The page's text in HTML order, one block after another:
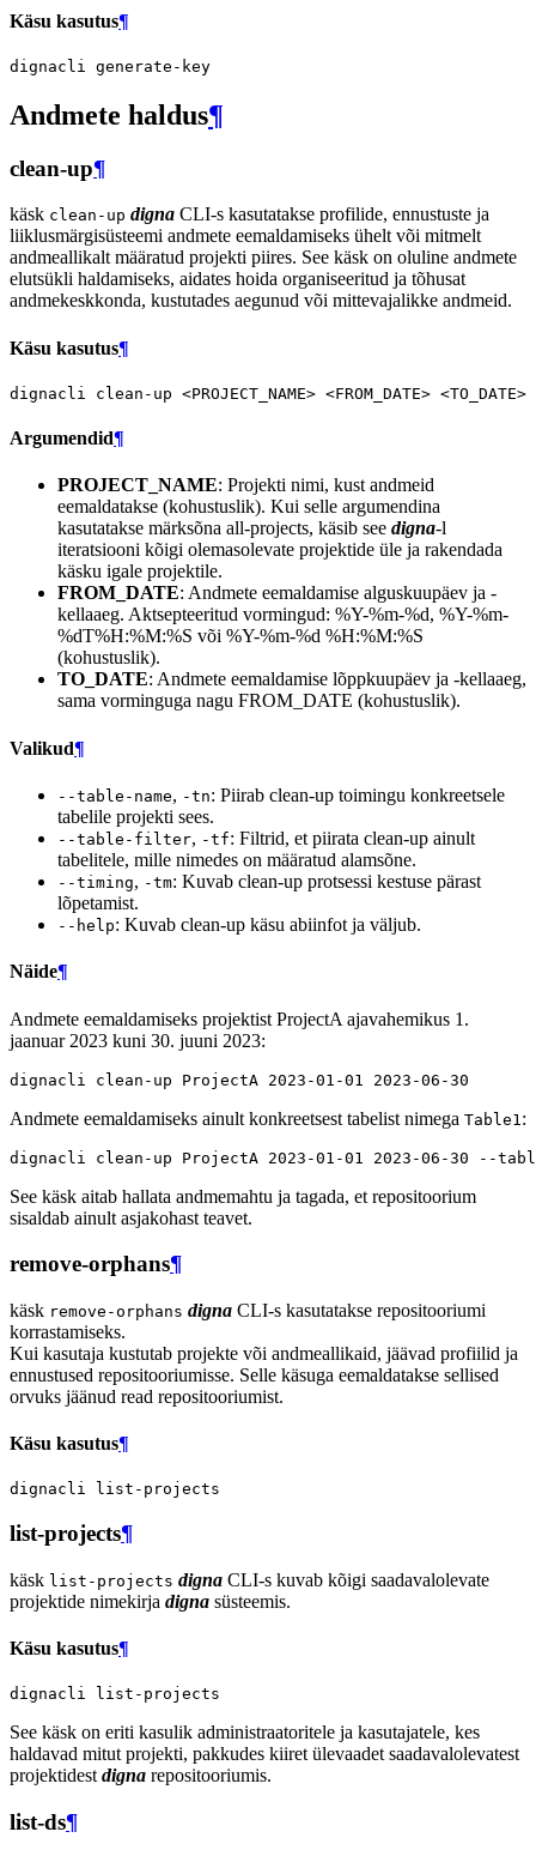
Käsu kasutus¶
dignacli
Andmete haldus¶
clean-up¶
käsk clean-up digna CLI-s kasutatakse profilide, ennustuste ja
liiklusmärgisüsteemi andmete eemaldamiseks ühelt või mitmelt
andmeallikalt määratud projekti piires. See käsk on oluline andmete
elutsükli haldamiseks, aidates hoida organiseeritud ja tõhusat
andmekeskkonda, kustutades aegunud või mittevajalikke andmeid.
Käsu kasutus¶
dignacli clean-up <PROJECT_NAME> <FROM_DATE> <TO_DATE>
Argumendid¶
PROJECT_NAME: Projekti nimi, kust andmeid
eemaldatakse (kohustuslik). Kui selle argumendina
kasutatakse märksõna all-projects, käsib see digna-l
iteratsiooni kõigi olemasolevate projektide üle ja rakendada
käsku igale projektile.
FROM_DATE: Andmete eemaldamise alguskuupäev ja -
kellaaeg. Aktsepteeritud vormingud: %Y-%m-%d, %Y-%m-
%dT%H:%M:%S või %Y-%m-%d %H:%M:%S
(kohustuslik).
TO_DATE: Andmete eemaldamise lõppkuupäev ja -kellaaeg,
sama vorminguga nagu FROM_DATE (kohustuslik).
Valikud¶
--table-name, -tn: Piirab clean-up toimingu konkreetsele
tabelile projekti sees.
--table-filter, -tf: Filtrid, et piirata clean-up ainult
tabelitele, mille nimedes on määratud alamsõne.
--timing, -tm: Kuvab clean-up protsessi kestuse pärast
lõpetamist.
--help: Kuvab clean-up käsu abiinfot ja väljub.
Näide¶
Andmete eemaldamiseks projektist ProjectA ajavahemikus 1.
jaanuar 2023 kuni 30. juuni 2023:
dignacli clean-up ProjectA 2023 -01-01 2023
Andmete eemaldamiseks ainult konkreetsest tabelist nimega Table1 :
dignacli clean-up ProjectA 2023 -01-01 2023 -06-30 --
See käsk aitab hallata andmemahtu ja tagada, et repositoorium
sisaldab ainult asjakohast teavet.
remove-orphans¶
käsk remove-orphans digna CLI-s kasutatakse repositooriumi
korrastamiseks.
Kui kasutaja kustutab projekte või andmeallikaid, jäävad profiilid ja
ennustused repositooriumisse. Selle käsuga eemaldatakse sellised
orvuks jäänud read repositooriumist.
Käsu kasutus¶
dignacli
list-projects¶
käsk list-projects digna CLI-s kuvab kõigi saadavalolevate
projektide nimekirja digna süsteemis.
Käsu kasutus¶
dignacli
See käsk on eriti kasulik administraatoritele ja kasutajatele, kes
haldavad mitut projekti, pakkudes kiiret ülevaadet saadavalolevatest
projektidestdigna repositooriumis.
list-ds¶